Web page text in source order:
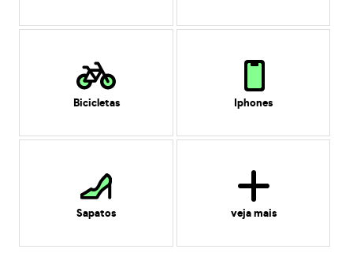
Bicicletas Iphones
Sapatos veja mais